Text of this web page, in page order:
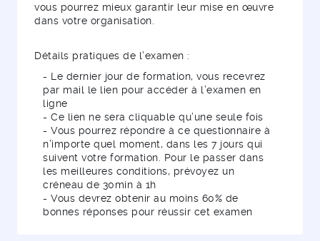
vous pourrez mieux garantir leur mise en œuvre
dans votre organisation.
Détails pratiques de l’examen :
- Le dernier jour de formation, vous recevrez
par mail le lien pour accéder à l’examen en
ligne
- Ce lien ne sera cliquable qu’une seule fois
- Vous pourrez répondre à ce questionnaire à
n’importe quel moment, dans les 7 jours qui
suivent votre formation. Pour le passer dans
les meilleures conditions, prévoyez un
créneau de 30min à 1h
- Vous devrez obtenir au moins 60% de
bonnes réponses pour réussir cet examen